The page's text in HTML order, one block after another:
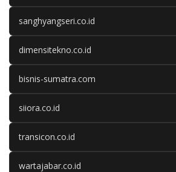
sanghyangseri.co.id
dimensitekno.co.id
bisnis-sumatra.com
siiora.co.id
transicon.co.id
wartajabar.co.id